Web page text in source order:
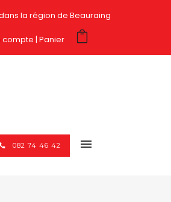
la région de Beauraing
compte Panier
082 74 46 42